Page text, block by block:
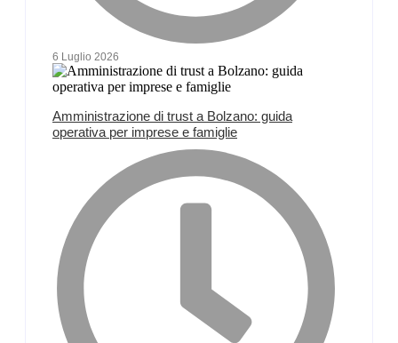
6 Luglio 2026
Amministrazione di trust a Bolzano: guida
operativa per imprese e famiglie